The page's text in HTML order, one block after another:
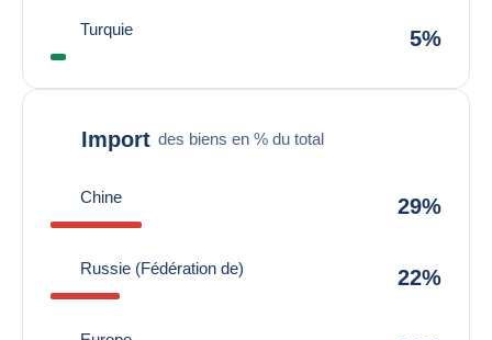
Turquie 5%
Import des biens en % du total
Chine 29%
Russie (Fédération de) 22%